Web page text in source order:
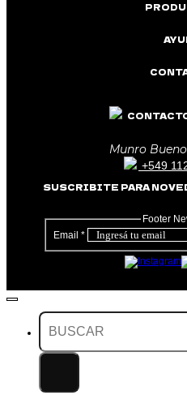
Munro
+549
SUSCRIBITE PARA
Footer
Email *
Buscar
por: